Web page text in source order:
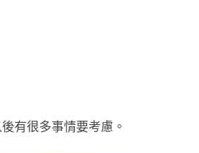
有很多事情要考慮。